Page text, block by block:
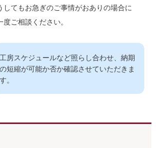
してもお急ぎのご事情がおありの場合に
ご相談ください。
工房スケジュールなど照らし合わせ、納期
の短縮が可能か否か確認させていただきま
す。